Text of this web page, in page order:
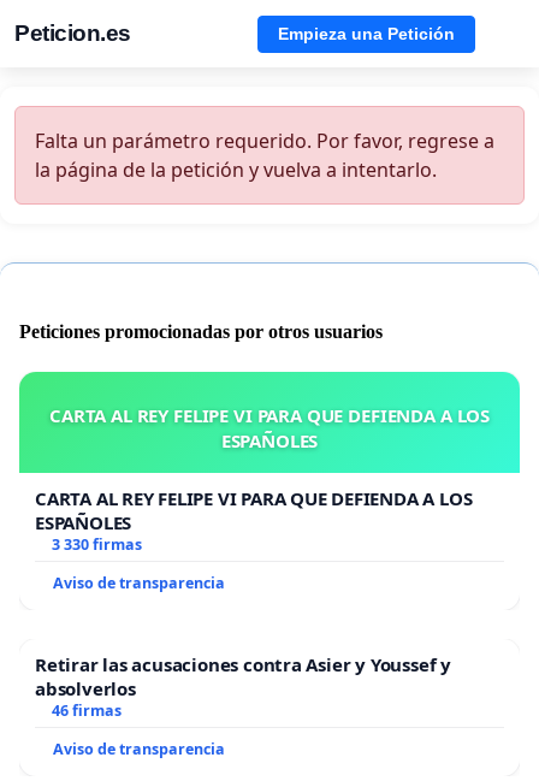
Peticion.es Empieza una Petición
Falta un parámetro requerido. Por favor, regrese a
la página de la petición y vuelva a intentarlo.
Peticiones promocionadas por otros usuarios
CARTA AL REY FELIPE VI PARA QUE DEFIENDA A LOS
ESPAÑOLES
CARTA AL REY FELIPE VI PARA QUE DEFIENDA A LOS
ESPAÑOLES
3 330 firmas
Aviso de transparencia
Retirar las acusaciones contra Asier y Youssef y
absolverlos
46 firmas
Aviso de transparencia